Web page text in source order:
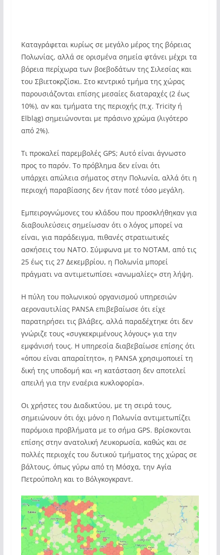
Καταγράφεται κυρίως σε μεγάλο μέρος της βόρειας
Πολωνίας, αλλά σε ορισμένα σημεία φτάνει μέχρι τα
βόρεια περίχωρα των βοεβοδάτων της Σιλεσίας και
του Σβιετοκρζίσκι. Στο κεντρικό τμήμα της χώρας
παρουσιάζονται επίσης μεσαίες διαταραχές (2 έως
10%), αν και τμήματα της περιοχής (π.χ. Tricity ή
Elbląg) σημειώνονται με πράσινο χρώμα (λιγότερο
από 2%).
Τι προκαλεί παρεμβολές GPS; Αυτό είναι άγνωστο
προς το παρόν. Το πρόβλημα δεν είναι ότι
υπάρχει απώλεια σήματος στην Πολωνία, αλλά ότι η
περιοχή παραβίασης δεν ήταν ποτέ τόσο μεγάλη.
Εμπειρογνώμονες του κλάδου που προσκλήθηκαν για
διαβουλεύσεις σημείωσαν ότι ο λόγος μπορεί να
είναι, για παράδειγμα, πιθανές στρατιωτικές
ασκήσεις του ΝΑΤΟ. Σύμφωνα με το NOTAM, από τις
25 έως τις 27 Δεκεμβρίου, η Πολωνία μπορεί
πράγματι να αντιμετωπίσει «ανωμαλίες» στη λήψη.
Η πύλη του πολωνικού οργανισμού υπηρεσιών
αεροναυτιλίας PANSA επιβεβαίωσε ότι είχε
παρατηρήσει τις βλάβες, αλλά παραδέχτηκε ότι δεν
γνώριζε τους «συγκεκριμένους λόγους» για την
εμφάνισή τους. Η υπηρεσία διαβεβαίωσε επίσης ότι
«όπου είναι απαραίτητο», η PANSA χρησιμοποιεί τη
δική της υποδομή και «η κατάσταση δεν αποτελεί
απειλή για την εναέρια κυκλοφορία».
Οι χρήστες του Διαδικτύου, με τη σειρά τους,
σημειώνουν ότι όχι μόνο η Πολωνία αντιμετωπίζει
παρόμοια προβλήματα με το σήμα GPS. Βρίσκονται
επίσης στην ανατολική Λευκορωσία, καθώς και σε
πολλές περιοχές του δυτικού τμήματος της χώρας σε
βάλτους, όπως γύρω από τη Μόσχα, την Αγία
Πετρούπολη και το Βόλγκογκραντ.